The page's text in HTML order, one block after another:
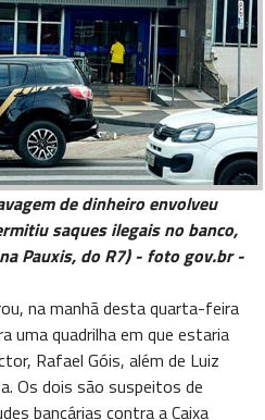
de dinheiro envolveu
saques ilegais no banco,
Pauxis, do R7) - foto gov.br -
na manhã desta quarta-feira
uma quadrilha em que estaria
Rafael Góis, além de Luiz
Os dois são suspeitos de
bancárias contra a Caixa